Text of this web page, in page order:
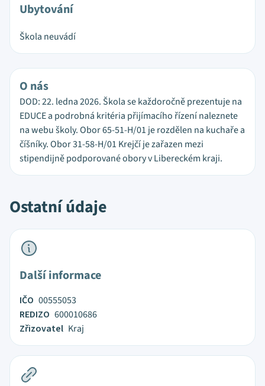
Ubytování
Škola neuvádí
O nás
DOD: 22. ledna 2026. Škola se každoročně prezentuje na
EDUCE a podrobná kritéria přijímacího řízení naleznete
na webu školy. Obor 65-51-H/01 je rozdělen na kuchaře a
číšníky. Obor 31-58-H/01 Krejčí je zařazen mezi
stipendijně podporované obory v Libereckém kraji.
Ostatní údaje
Další informace
IČO 00555053
REDIZO 600010686
Zřizovatel Kraj